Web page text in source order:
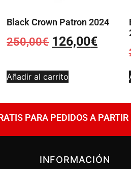
Black Crown Patron 2024
250,00€ 126,00€
Añadir al carrito
PARA PEDIDOS A
INFORMACIÓN